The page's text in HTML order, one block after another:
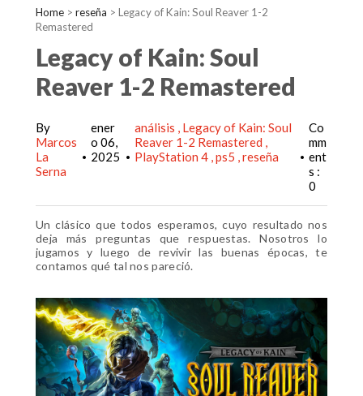
Home > reseña > Legacy of Kain: Soul Reaver 1-2
Remastered
Legacy of Kain: Soul
Reaver 1-2 Remastered
By
Marcos
La
Serna
•
ener
o 06,
2025
•
análisis
Legacy of Kain: Soul
Reaver 1-2 Remastered
PlayStation 4 ps5 reseña •
Co
mm
ent
s :
0
Un clásico que todos esperamos, cuyo resultado nos
deja más preguntas que respuestas. Nosotros lo
jugamos y luego de revivir las buenas épocas, te
contamos qué tal nos pareció.